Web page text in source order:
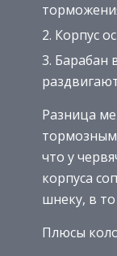
Корпус
Барабан
Разница
что у
корпуса
шнеку, в то
Плюсы